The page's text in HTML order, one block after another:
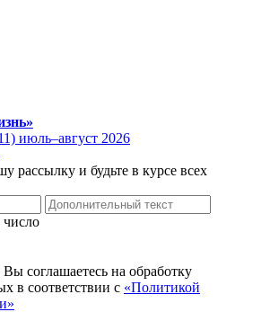
июль–август 2026
рассылку и будьте в курсе всех
соглашаетесь на обработку
в соответствии с «Политикой